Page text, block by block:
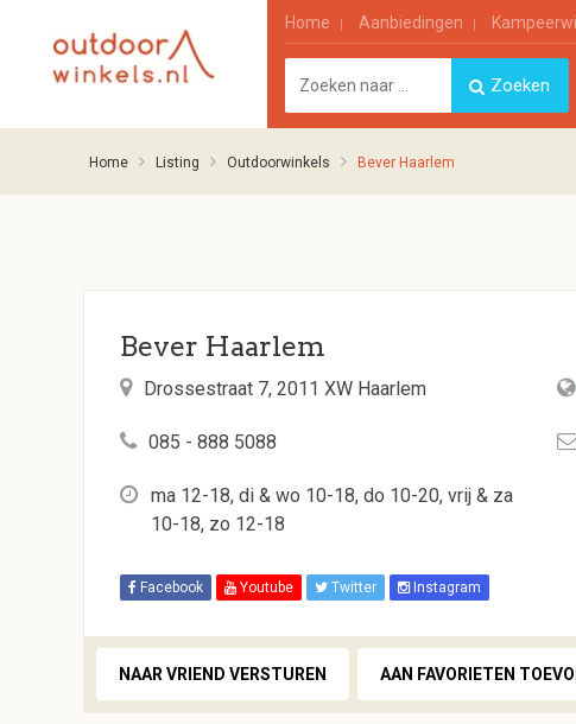
Home Aanbiedingen
Home Listing Outdoorwinkels Bever Haarlem
Bever Haarlem
Drossestraat 7, 2011 XW Haarlem
085 - 888 5088
ma 12-18, di & wo 10-18, do 10-20, vrij & za
10-18, zo 12-18
Facebook Youtube Twitter Instagram
NAAR VRIEND VERSTUREN AAN FAVORIETEN